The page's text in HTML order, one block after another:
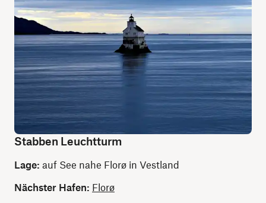
Stabben Leuchtturm
Lage: auf See nahe Florø in Vestland
Nächster Hafen: Florø